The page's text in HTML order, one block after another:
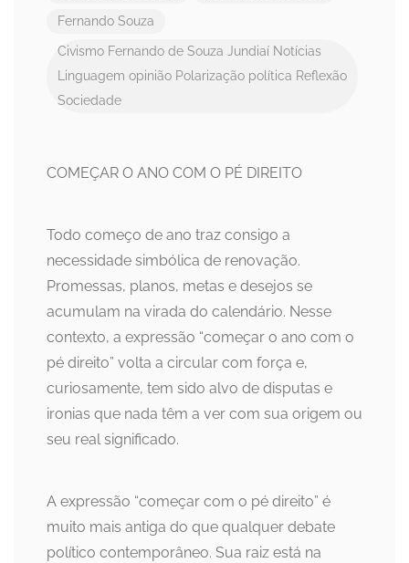
Fernando Souza
Civismo Fernando de Souza Jundiaí Notícias
Linguagem opinião Polarização política Reflexão
Sociedade
COMEÇAR O ANO COM O PÉ DIREITO
Todo começo de ano traz consigo a
necessidade simbólica de renovação.
Promessas, planos, metas e desejos se
acumulam na virada do calendário. Nesse
contexto, a expressão “começar o ano com o
pé direito” volta a circular com força e,
curiosamente, tem sido alvo de disputas e
ironias que nada têm a ver com sua origem ou
seu real significado.
A expressão “começar com o pé direito” é
muito mais antiga do que qualquer debate
político contemporâneo. Sua raiz está na